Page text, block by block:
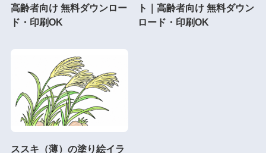
高齢者向け 無料ダウンロー
ド・印刷OK
ト｜高齢者向け 無料ダウン
ロード・印刷OK
ススキ（薄）の塗り絵イラ